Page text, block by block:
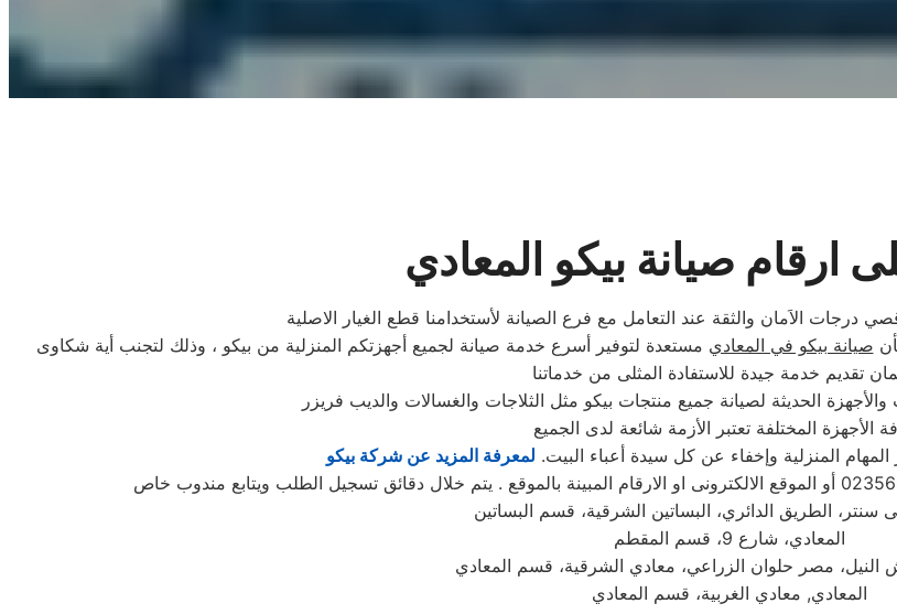
ارقام صيانة بيكو المعادي
درجات الاَمان والثقة عند التعامل مع فرع الصيانة لأستخدامنا قطع الغيار الاصلية
صيانة بيكو في المعادي مستعدة لتوفير أسرع خدمة صيانة لجميع أجهزتكم المنزلية من بيكو ، وذلك لتجنب أية شكاوى
الحديثة لصيانة جميع منتجات بيكو مثل الثلاجات والغسالات والديب فریزر
المنزلية وإخفاء عن كل سيدة أعباء البيت. لمعرفة المزيد عن شركة بيكو
سنتر، الطريق الدائري، البساتين الشرقية، قسم البساتين
المعادي، شارع 9، قسم المقطم
النيل، مصر حلوان الزراعي، معادي الشرقية، قسم المعادي
المعادي, معادي الغربية، قسم المعادي